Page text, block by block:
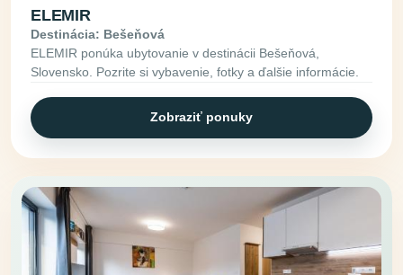
ELEMIR
Destinácia: Bešeňová
ELEMIR ponúka ubytovanie v destinácii Bešeňová,
Slovensko. Pozrite si vybavenie, fotky a ďalšie informácie.
Zobraziť ponuky